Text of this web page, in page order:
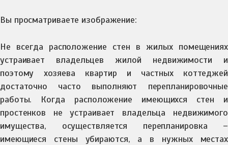
Вы просматриваете изображение:
Не всегда расположение стен в жилых помещениях
устраивает владельцев жилой недвижимости и
поэтому хозяева квартир и частных коттеджей
достаточно часто выполняют перепланировочные
работы. Когда расположение имеющихся стен и
простенков не устраивает владельца недвижимого
имущества, осуществляется перепланировка –
имеющиеся стены убираются, а в нужных местах